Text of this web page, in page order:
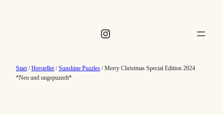
Instagram
Start/Hersteller /Sunshine Puzzles / Merry Christmas Special Edition 2024
*Neu und ungepuzzelt*